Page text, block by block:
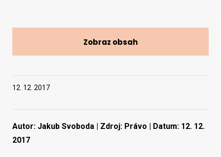
12. 12. 2017
Autor: Jakub Svoboda | Zdroj: Právo | Datum: 12. 12.
2017
Zobraz obsah